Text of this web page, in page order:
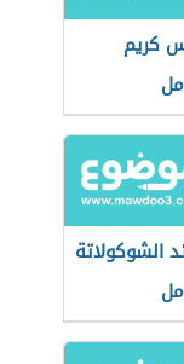
كريم
الشوكولاتة